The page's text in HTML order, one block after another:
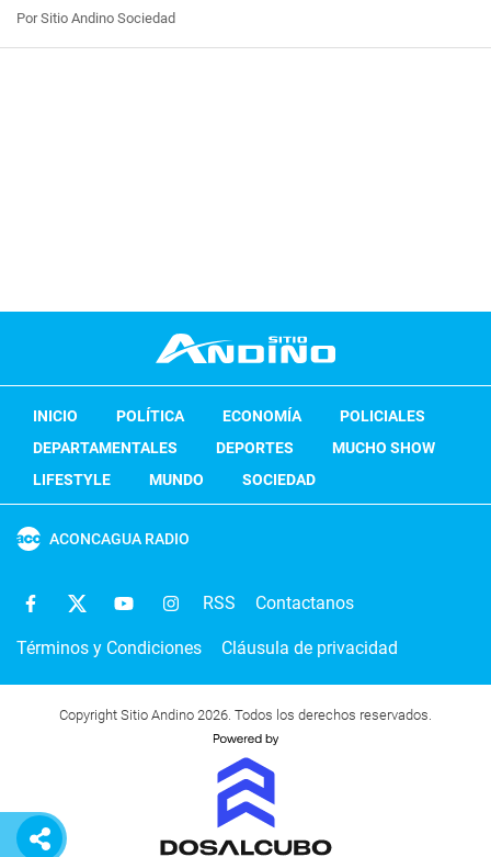
Por Sitio Andino Sociedad
INICIO POLÍTICA ECONOMÍA
POLICIALES
DEPARTAMENTALES
DEPORTES
MUCHO SHOW
LIFESTYLE
MUNDO SOCIEDAD
ACONCAGUA RADIO
RSS Contactanos
Términos y Condiciones Cláusula de privacidad
Copyright Sitio Andino 2026. Todos los derechos reservados.